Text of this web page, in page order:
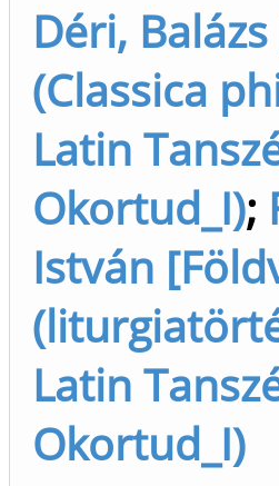
Déri,
(Classica
Latin
Okortud_I);
István
Latin
Okortud_I)